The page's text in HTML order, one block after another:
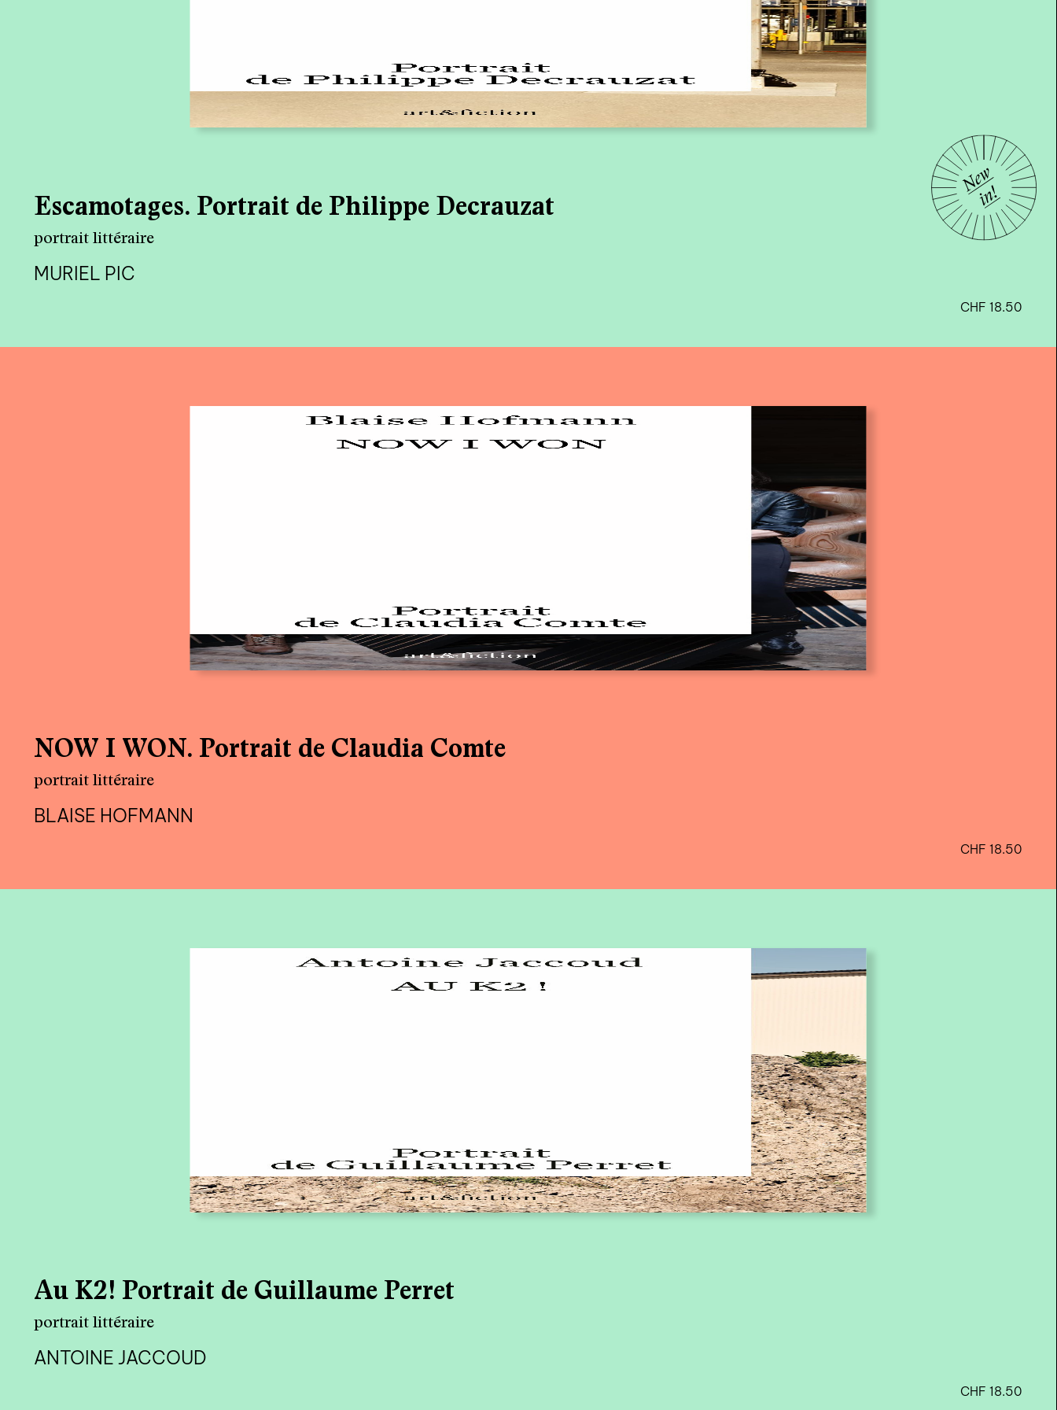
Escamotages. Portrait de Philippe Decrauzat
portrait littéraire
MURIEL PIC
CHF 18.50
NOW I WON. Portrait de Claudia Comte
portrait littéraire
BLAISE HOFMANN
CHF 18.50
Au K2! Portrait de Guillaume Perret
portrait littéraire
ANTOINE JACCOUD
CHF 18.50